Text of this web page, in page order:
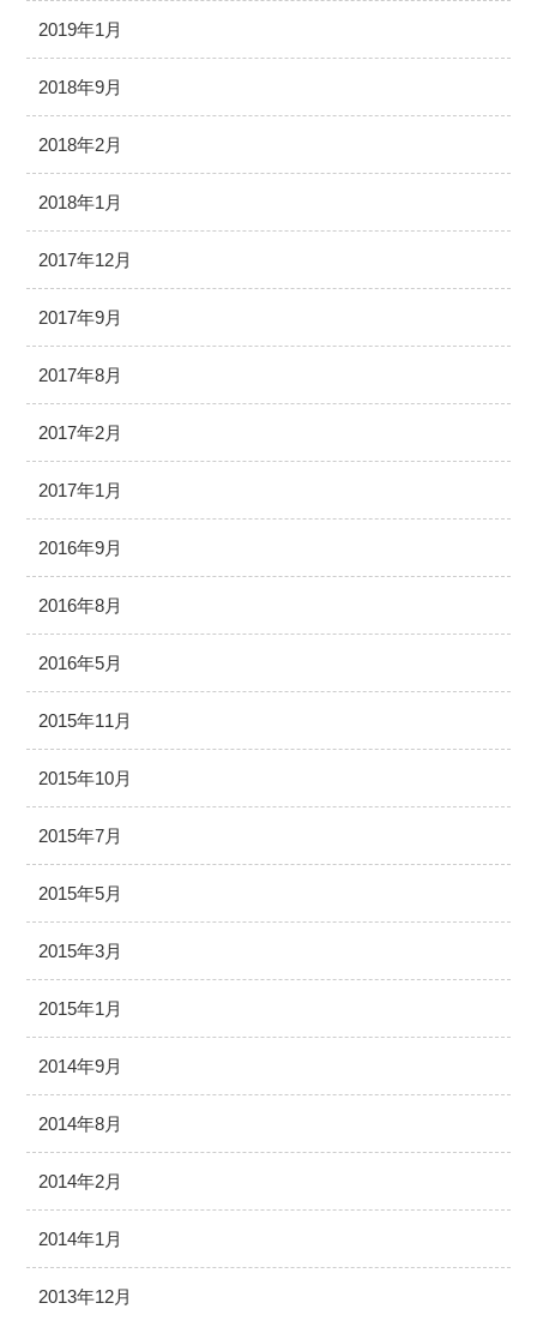
2019年1月
2018年9月
2018年2月
2018年1月
2017年12月
2017年9月
2017年8月
2017年2月
2017年1月
2016年9月
2016年8月
2016年5月
2015年11月
2015年10月
2015年7月
2015年5月
2015年3月
2015年1月
2014年9月
2014年8月
2014年2月
2014年1月
2013年12月